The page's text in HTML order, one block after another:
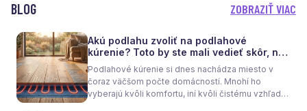
BLOG ZOBRAZIŤ VIAC
Akú podlahu zvoliť na podlahové
kúrenie? Toto by ste mali vedieť skôr, než
sa rozhodnete
Podlahové kúrenie si dnes nachádza miesto v
čoraz väčšom počte domácností. Mnohí ho
vyberajú kvôli komfortu, iní kvôli čistému vzhľadu